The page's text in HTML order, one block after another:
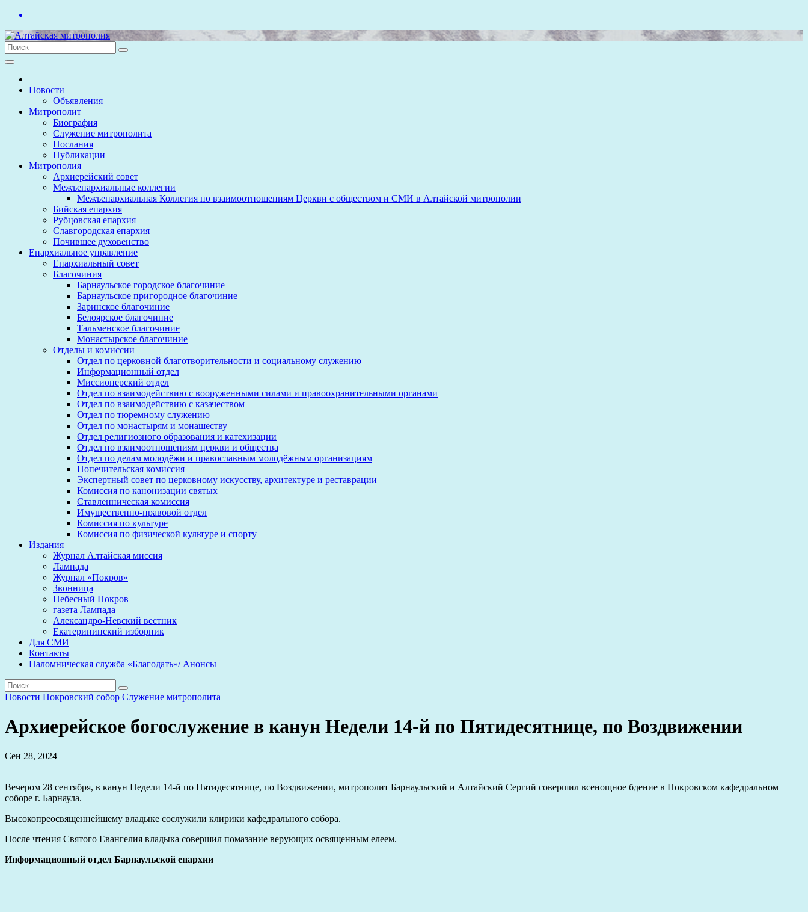
Перейти
содержимому
Новости
Объявления
Митрополит
Биография
Служение митрополита
Послания
Публикации
Митрополия
Архиерейский совет
Межъепархиальные коллегии
Межъепархиальная Коллегия по взаимоотношениям Церкви с обществом и СМИ в Алтайской митрополии
Бийская епархия
Рубцовская епархия
Славгородская епархия
Почившее духовенство
Епархиальное управление
Епархиальный совет
Благочиния
Барнаульское городское благочиние
Барнаульское пригородное благочиние
Заринское благочиние
Белоярское благочиние
Тальменское благочиние
Монастырское благочиние
Отделы и комиссии
Отдел по церковной благотворительности и социальному служению
Информационный отдел
Миссионерский отдел
Отдел по взаимодействию с вооруженными силами и правоохранительными органами
Отдел по взаимодействию с казачеством
Отдел по тюремному служению
Отдел по монастырям и монашеству
Отдел религиозного образования и катехизации
Отдел по взаимоотношениям церкви и общества
Отдел по делам молодёжи и православным молодёжным организациям
Попечительская комиссия
Экспертный совет по церковному искусству, архитектуре и реставрации
Комиссия по канонизации святых
Ставленническая комиссия
Имущественно-правовой отдел
Комиссия по культуре
Комиссия по физической культуре и спорту
Издания
Журнал Алтайская миссия
Лампада
Журнал «Покров»
Звонница
Небесный Покров
газета Лампада
Александро-Невский вестник
Екатерининский изборник
Для СМИ
Контакты
Паломническая служба «Благодать»/ Анонсы
Новости Покровский собор Служение митрополита
Архиерейское богослужение в канун Недели 14-й по Пятидесятнице, по Воздвижении
Сен 28, 2024
Вечером 28 сентября, в канун Недели 14-й по Пятидесятнице, по Воздвижении, митрополит Барнаульский и Алтайский Сергий совершил всенощное бдение в Покровском кафедральном
соборе г. Барнаула.
Высокопреосвященнейшему владыке сослужили клирики кафедрального собора.
После чтения Святого Евангелия владыка совершил помазание верующих освященным елеем.
Информационный отдел Барнаульской епархии